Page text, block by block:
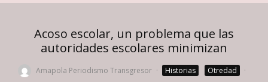
Acoso escolar, un problema que las
autoridades escolares minimizan
Amapola Periodismo Transgresor · Historias Otredad
·